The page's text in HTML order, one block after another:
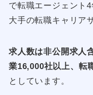
で転職エージェント
大手の転職キャリア
求人数は非公開求人
業16,000社以上、転
としています。